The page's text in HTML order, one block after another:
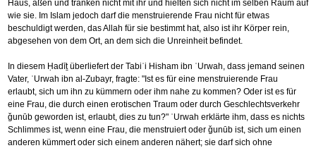
Haus, aßen und tranken nicht mit ihr und hielten sich nicht im selben Raum auf
wie sie. Im Islam jedoch darf die menstruierende Frau nicht für etwas
beschuldigt werden, das Allah für sie bestimmt hat, also ist ihr Körper rein,
abgesehen von dem Ort, an dem sich die Unreinheit befindet.
In diesem Ḥadīṯ überliefert der Tabiʿi Hisham ibn ʿUrwah, dass jemand seinen
Vater, ʿUrwah ibn al-Zubayr, fragte: "Ist es für eine menstruierende Frau
erlaubt, sich um ihn zu kümmern oder ihm nahe zu kommen? Oder ist es für
eine Frau, die durch einen erotischen Traum oder durch Geschlechtsverkehr
ǧunūb geworden ist, erlaubt, dies zu tun?" ʿUrwah erklärte ihm, dass es nichts
Schlimmes ist, wenn eine Frau, die menstruiert oder ǧunūb ist, sich um einen
anderen kümmert oder sich einem anderen nähert; sie darf sich ohne